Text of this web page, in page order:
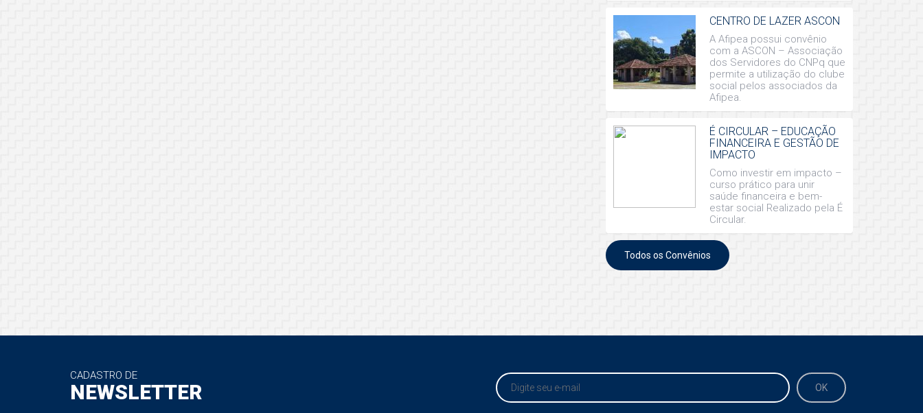
CENTRO DE LAZER ASCON
A Afipea possui convênio
com a ASCON – Associação
dos Servidores do CNPq que
permite a utilização do clube
social pelos associados da
Afipea.
É CIRCULAR – EDUCAÇÃO
FINANCEIRA E GESTÃO DE
IMPACTO
Como investir em impacto –
curso prático para unir
saúde financeira e bem-
estar social Realizado pela É
Circular.
Todos os Convênios
CADASTRO DE
NEWSLETTER